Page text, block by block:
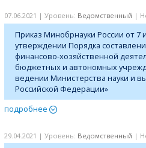
07.06.2021 | Уровень: Ведомственный |
Приказ Минобрнауки России от 7
утверждении Порядка
финансово-хозяйственной
бюджетных и автономных
ведении Министерства науки и
Российской Федерации»
подробнее
29.04.2021 | Уровень: Ведомственный |